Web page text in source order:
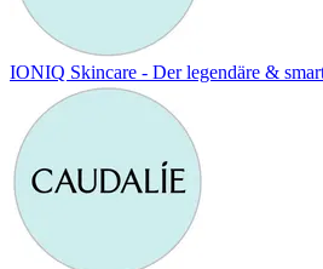
IONIQ Skincare - Der legendäre &